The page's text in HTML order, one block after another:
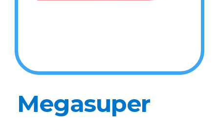
Megasuper